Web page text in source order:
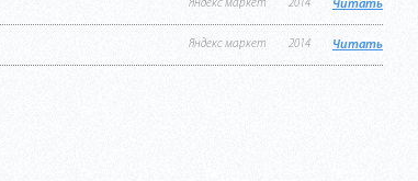
Яндекс маркет 2014 Читать
Яндекс маркет 2014 Читать